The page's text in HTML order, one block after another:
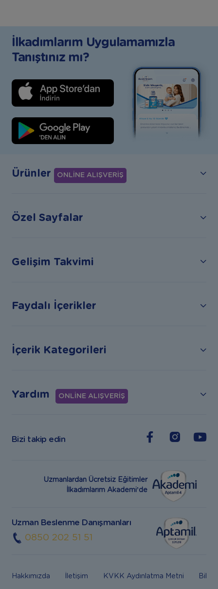
İlkadımlarım Uygulamamızla
Tanıştınız mı?
Ürünler ONLİNE ALIŞVERİŞ
Özel Sayfalar
Gelişim Takvimi
Faydalı İçerikler
İçerik Kategorileri
Yardım ONLİNE ALIŞVERİŞ
Bizi takip edin
Uzmanlardan Ücretsiz Eğitimler
İlkadımlarım Akademi’de
Uzman Beslenme Danışmanları
0850 202 51 51
Hakkımızda İletişim KVKK Aydınlatma Metni Bilgi